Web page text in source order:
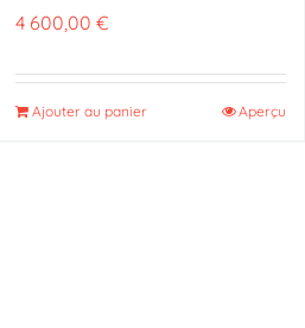
4 600,00 €
Ajouter au panier Aperçu